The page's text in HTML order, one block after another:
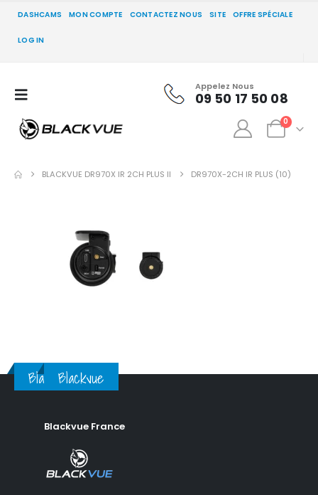
DASHCAMS MON COMPTE CONTACTEZ NOUS SITE OFFRE SPÉCIALE
LOG IN
Appelez Nous
09 50 17 50 08
0
BLACKVUE DR970X IR 2CH PLUS II DR970X-2CH IR PLUS (10)
BlackvueBlackvue
Blackvue France